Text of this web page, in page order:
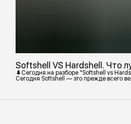
Softshell VS Hardshell. Что
🌲Сегодня на разборе "Softshell vs
Сегодня Softshell — это прежде всего